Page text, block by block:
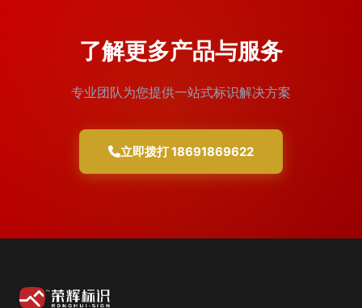
了解更多产品与服务
专业团队为您提供一站式标识解决方案
立即拨打 18691869622